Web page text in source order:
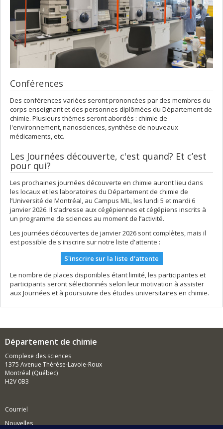
Conférences
Des conférences variées seront prononcées par des membres du
corps enseignant et des personnes diplômées du Département de
chimie. Plusieurs thèmes seront abordés : chimie de
l'environnement, nanosciences, synthèse de nouveaux
médicaments, etc.
Les Journées découverte, c'est quand? Et c’est
pour qui?
Les prochaines journées découverte en chimie auront lieu dans
les locaux et les laboratoires du Département de chimie de
l’Université de Montréal, au Campus MIL, les lundi 5 et mardi 6
janvier 2026. Il s’adresse aux cégépiennes et cégépiens inscrits à
un programme de sciences au moment de l’activité.
Les journées découvertes de janvier 2026 sont complètes, mais il
est possible de s'inscrire sur notre liste d'attente :
S'inscrire sur la liste d'attente
Le nombre de places disponibles étant limité, les participantes et
participants seront sélectionnés selon leur motivation à assister
aux Journées et à poursuivre des études universitaires en chimie.
Département de chimie
Complexe des sciences
1375 Avenue Thérèse-Lavoie-Roux
Montréal (Québec)
H2V 0B3
Courriel
Nouvelles